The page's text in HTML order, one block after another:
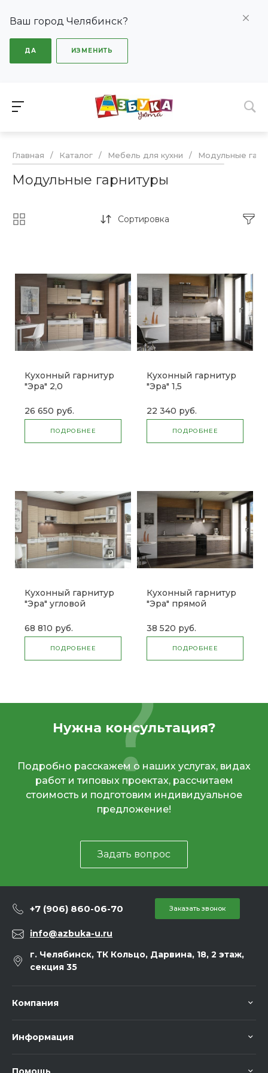
Ваш город Челябинск?
ДА ИЗМЕНИТЬ
Главная / Каталог / Мебель для кухни / Модульные
Модульные гарнитуры
Сортировка
Кухонный гарнитур
"Эра" 2,0
26 650 руб.
ПОДРОБНЕЕ
Кухонный гарнитур
"Эра" 1,5
22 340 руб.
ПОДРОБНЕЕ
Кухонный гарнитур
"Эра" угловой
68 810 руб.
ПОДРОБНЕЕ
Кухонный гарнитур
"Эра" прямой
38 520 руб.
ПОДРОБНЕЕ
Нужна консультация?
Подробно расскажем о наших услугах, видах
работ и типовых проектах, рассчитаем
стоимость и подготовим индивидуальное
предложение!
Задать вопрос
+7 (906) 860-06-70 Заказать звонок
info@azbuka-u.ru
г. Челябинск, ТК Кольцо, Дарвина, 18, 2 этаж,
секция 35
Компания
Информация